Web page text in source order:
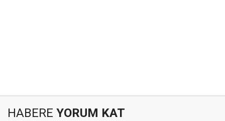
HABERE YORUM KAT